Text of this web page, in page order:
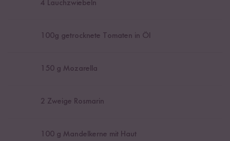
4 Lauchzwiebeln
100g getrocknete Tomaten in Öl
150 g Mozarella
2 Zweige Rosmarin
100 g Mandelkerne mit Haut